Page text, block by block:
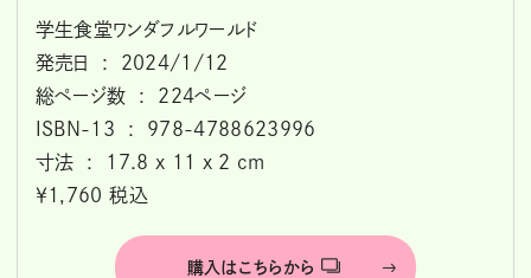
学生食堂ワンダフルワールド
発売日 ‏ : ‎ 2024/1/12
総ページ数 ‏ : ‎ 224ページ
ISBN-13 ‏ : ‎ 978-4788623996
寸法 ‏ : ‎ 17.8 x 11 x 2 cm
￥1,760 税込
購入はこちらから